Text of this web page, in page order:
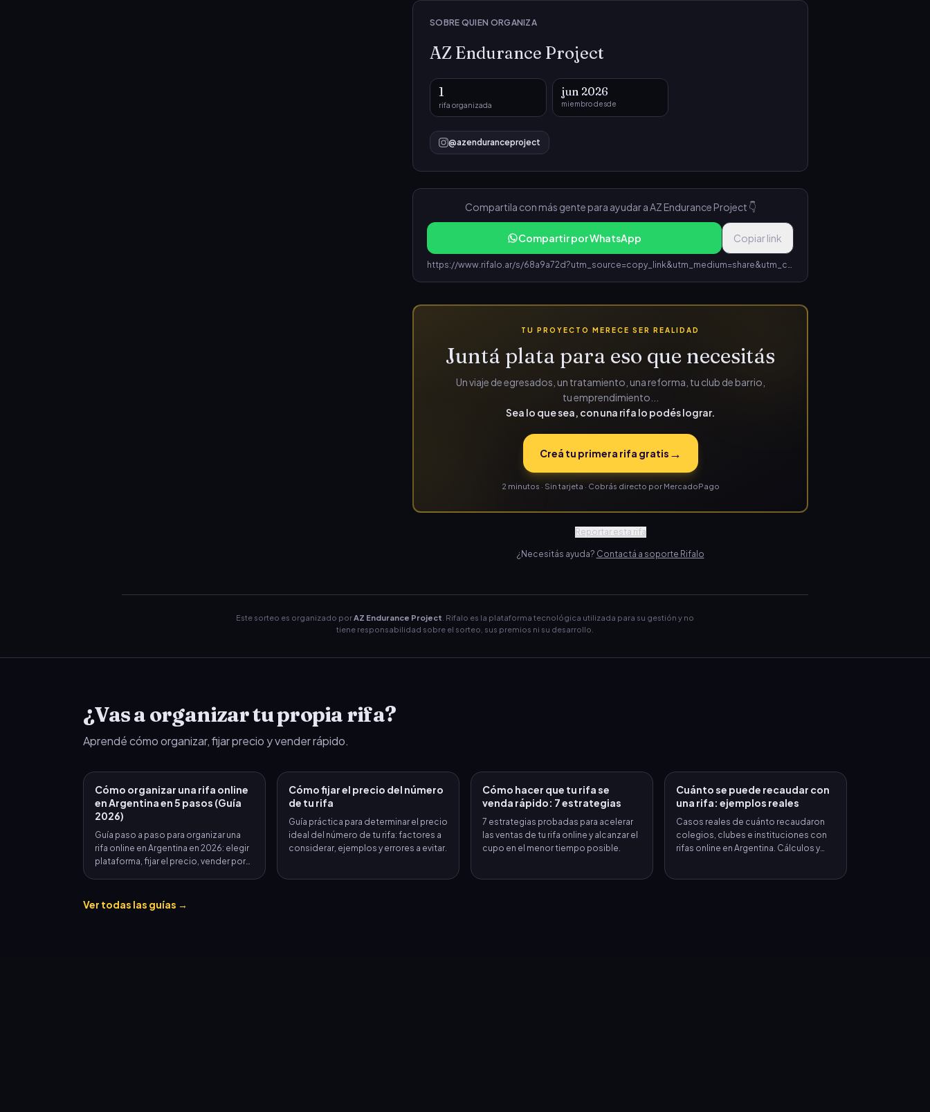
SOBRE QUIEN ORGANIZA
AZ Endurance Project
1
rifa organizada
jun 2026
miembro desde
@azenduranceproject
Compartila con más gente para ayudar a AZ Endurance Project 👇
Compartir por WhatsApp Copiar link
https://www.rifalo.ar/s/68a9a72d?utm_source=copy_link&utm_medium=share&utm_campaign=rifa_68a9a72d-9e10-4f5c-a3ff-2ad40473db49
TU PROYECTO MERECE SER REALIDAD
Juntá plata para eso que necesitás
Un viaje de egresados, un tratamiento, una reforma, tu club de barrio,
tu emprendimiento...
Sea lo que sea, con una rifa lo podés lograr.
Creá tu primera rifa gratis →
2 minutos · Sin tarjeta · Cobrás directo por MercadoPago
Reportar esta rifa
¿Necesitás ayuda? Contactá a soporte Rifalo
Este sorteo es organizado porAZ Endurance Project . Rifalo es la plataforma tecnológica utilizada para su gestión y no
tiene responsabilidad sobre el sorteo, sus premios ni su desarrollo.
¿Vas a organizar tu propia rifa?
Aprendé cómo organizar, fijar precio y vender rápido.
Cómo organizar una rifa online
en Argentina en 5 pasos (Guía
2026)
Guía paso a paso para organizar una
rifa online en Argentina en 2026: elegir
plataforma, fijar el precio, vender por
minutos.
Cómo fijar el precio del número
de tu rifa
Guía práctica para determinar el precio
ideal del número de tu rifa: factores a
considerar, ejemplos y errores a evitar.
Cómo hacer que tu rifa se
venda rápido: 7 estrategias
7 estrategias probadas para acelerar
las ventas de tu rifa online y alcanzar el
cupo en el menor tiempo posible.
Cuánto se puede recaudar con
una rifa: ejemplos reales
Casos reales de cuánto recaudaron
colegios, clubes e instituciones con
rifas online en Argentina. Cálculos y
Ver todas las guías →